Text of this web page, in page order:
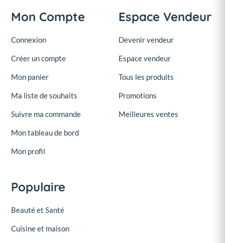
Mon Compte
Connexion
Créer un compte
Mon panier
Ma liste de souhaits
Suivre ma commande
Mon tableau de bord
Mon profil
Espace Vendeur
Devenir vendeur
Espace vendeur
Tous les produits
Promotions
Meilleures ventes
Populaire
Beauté et Santé
Cuisine et maison